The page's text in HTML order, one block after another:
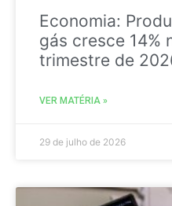
Economia:
gás cresce 14%
trimestre de
VER MATÉRIA »
29 de julho de 2026